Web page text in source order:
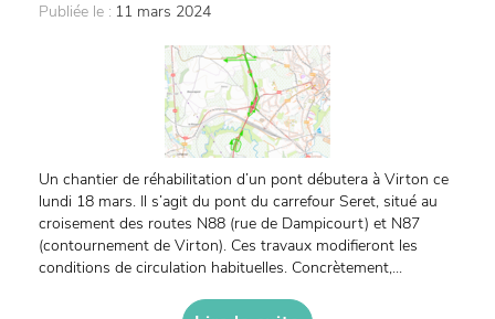
Publiée le : 11 mars 2024
Un chantier de réhabilitation d’un pont débutera à Virton ce
lundi 18 mars. Il s’agit du pont du carrefour Seret, situé au
croisement des routes N88 (rue de Dampicourt) et N87
(contournement de Virton). Ces travaux modifieront les
conditions de circulation habituelles. Concrètement,...